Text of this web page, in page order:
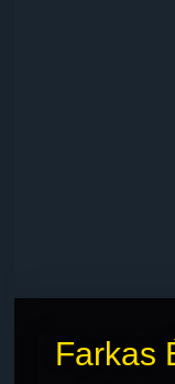
Farkas